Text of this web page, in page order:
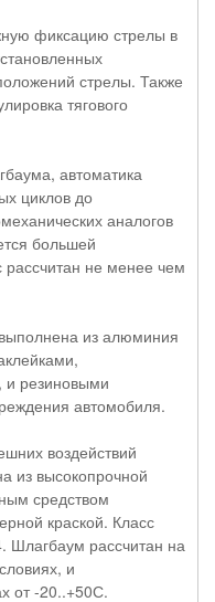
фиксацию стрелы в
стрелы. Также
тягового
автоматика
циклов до
аналогов
большей
рассчитан не менее чем
из алюминия
резиновыми
автомобиля.
воздействий
из высокопрочной
средством
краской. Класс
Шлагбаум рассчитан на
и
от -20..+50С.